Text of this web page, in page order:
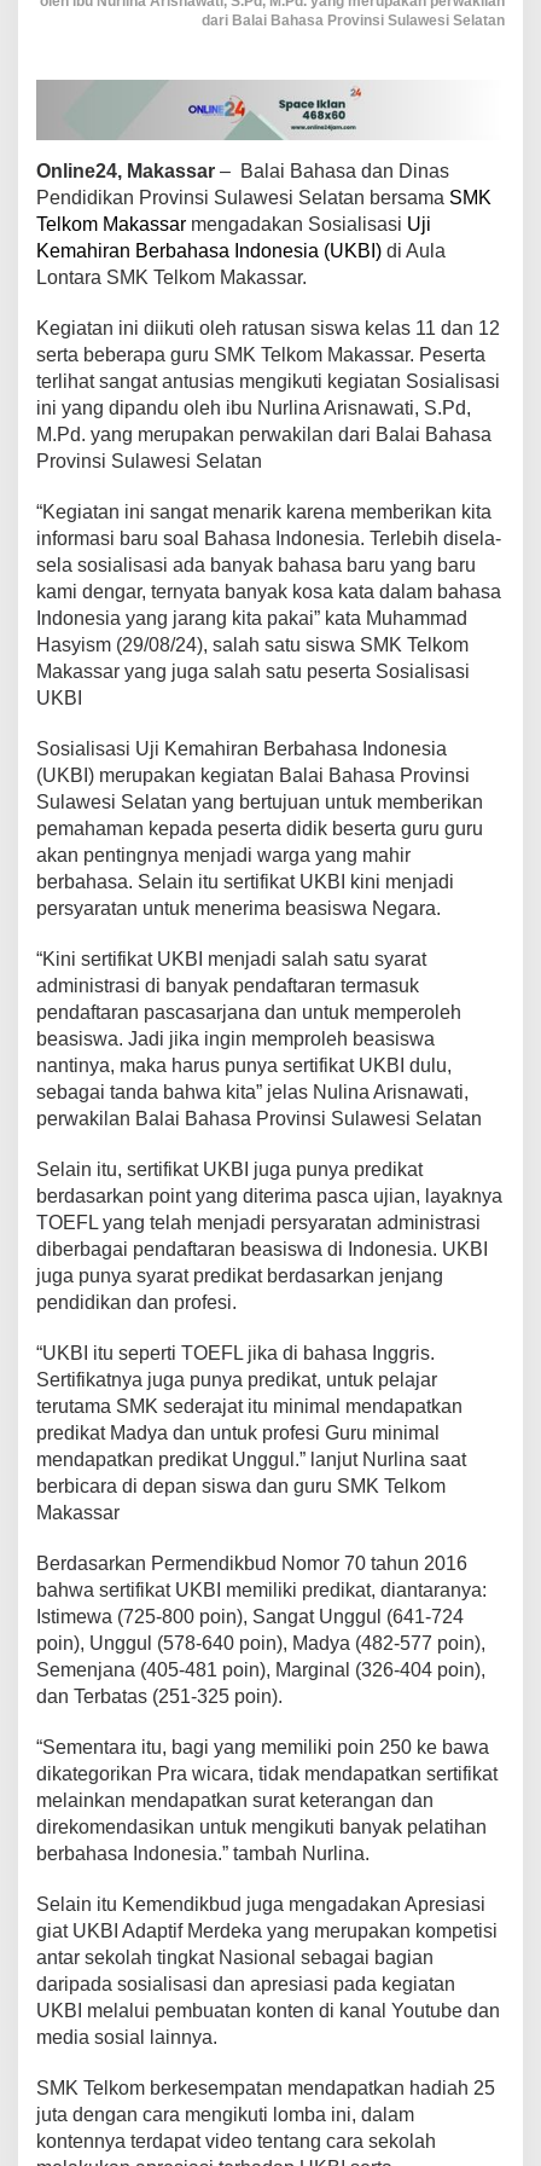
u
U
K
B
I
J
a
i
S
a
a
S
a
u
S
y
r
a
t
A
d
m
i
n
r
a
s
i
n
t
u
D
p
a
t
B
e
a
s
s
w
a
,
dari Balai Bahasa Provinsi Sulawesi Selatan
Online24, Makassar – Balai Bahasa dan Dinas
Pendidikan Provinsi Sulawesi Selatan bersama SMK
Telkom Makassar mengadakan Sosialisasi Uji
Kemahiran Berbahasa Indonesia (UKBI) di Aula
Lontara SMK Telkom Makassar.
Kegiatan ini diikuti oleh ratusan siswa kelas 11 dan 12
serta beberapa guru SMK Telkom Makassar. Peserta
terlihat sangat antusias mengikuti kegiatan Sosialisasi
ini yang dipandu oleh ibu Nurlina Arisnawati, S.Pd,
M.Pd. yang merupakan perwakilan dari Balai Bahasa
Provinsi Sulawesi Selatan
“Kegiatan ini sangat menarik karena memberikan kita
informasi baru soal Bahasa Indonesia. Terlebih disela-
sela sosialisasi ada banyak bahasa baru yang baru
kami dengar, ternyata banyak kosa kata dalam bahasa
Indonesia yang jarang kita pakai” kata Muhammad
Hasyism (29/08/24), salah satu siswa SMK Telkom
Makassar yang juga salah satu peserta Sosialisasi
UKBI
Sosialisasi Uji Kemahiran Berbahasa Indonesia
(UKBI) merupakan kegiatan Balai Bahasa Provinsi
Sulawesi Selatan yang bertujuan untuk memberikan
pemahaman kepada peserta didik beserta guru guru
akan pentingnya menjadi warga yang mahir
berbahasa. Selain itu sertifikat UKBI kini menjadi
persyaratan untuk menerima beasiswa Negara.
“Kini sertifikat UKBI menjadi salah satu syarat
administrasi di banyak pendaftaran termasuk
pendaftaran pascasarjana dan untuk memperoleh
beasiswa. Jadi jika ingin memproleh beasiswa
nantinya, maka harus punya sertifikat UKBI dulu,
sebagai tanda bahwa kita” jelas Nulina Arisnawati,
perwakilan Balai Bahasa Provinsi Sulawesi Selatan
Selain itu, sertifikat UKBI juga punya predikat
berdasarkan point yang diterima pasca ujian, layaknya
TOEFL yang telah menjadi persyaratan administrasi
diberbagai pendaftaran beasiswa di Indonesia. UKBI
juga punya syarat predikat berdasarkan jenjang
pendidikan dan profesi.
“UKBI itu seperti TOEFL jika di bahasa Inggris.
Sertifikatnya juga punya predikat, untuk pelajar
terutama SMK sederajat itu minimal mendapatkan
predikat Madya dan untuk profesi Guru minimal
mendapatkan predikat Unggul.” lanjut Nurlina saat
berbicara di depan siswa dan guru SMK Telkom
Makassar
Berdasarkan Permendikbud Nomor 70 tahun 2016
bahwa sertifikat UKBI memiliki predikat, diantaranya:
Istimewa (725-800 poin), Sangat Unggul (641-724
poin), Unggul (578-640 poin), Madya (482-577 poin),
Semenjana (405-481 poin), Marginal (326-404 poin),
dan Terbatas (251-325 poin).
“Sementara itu, bagi yang memiliki poin 250 ke bawa
dikategorikan Pra wicara, tidak mendapatkan sertifikat
melainkan mendapatkan surat keterangan dan
direkomendasikan untuk mengikuti banyak pelatihan
berbahasa Indonesia.” tambah Nurlina.
Selain itu Kemendikbud juga mengadakan Apresiasi
giat UKBI Adaptif Merdeka yang merupakan kompetisi
antar sekolah tingkat Nasional sebagai bagian
daripada sosialisasi dan apresiasi pada kegiatan
UKBI melalui pembuatan konten di kanal Youtube dan
media sosial lainnya.
SMK Telkom berkesempatan mendapatkan hadiah 25
juta dengan cara mengikuti lomba ini, dalam
kontennya terdapat video tentang cara sekolah